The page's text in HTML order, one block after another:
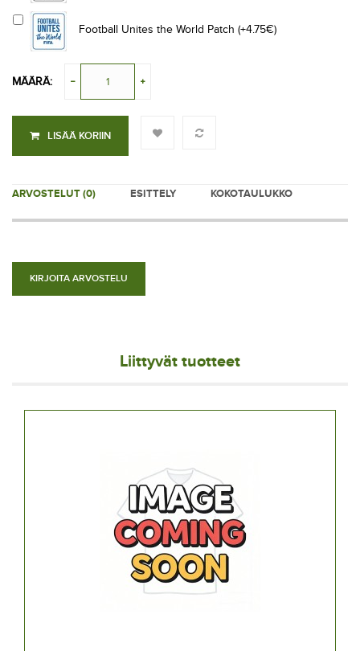
Football Unites the World Patch (+4.75€)
MÄÄRÄ:
LISÄÄ KORIIN
ARVOSTELUT (0) ESITTELY KOKOTAULUKKO
KIRJOITA ARVOSTELU
Liittyvät tuotteet